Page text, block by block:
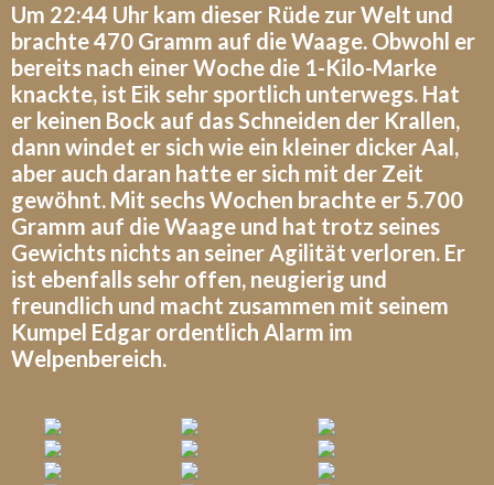
Um 22:44 Uhr kam dieser Rüde zur Welt und
brachte 470 Gramm auf die Waage. Obwohl er
bereits nach einer Woche die 1-Kilo-Marke
knackte, ist Eik sehr sportlich unterwegs. Hat
er keinen Bock auf das Schneiden der Krallen,
dann windet er sich wie ein kleiner dicker Aal,
aber auch daran hatte er sich mit der Zeit
gewöhnt. Mit sechs Wochen brachte er 5.700
Gramm auf die Waage und hat trotz seines
Gewichts nichts an seiner Agilität verloren. Er
ist ebenfalls sehr offen, neugierig und
freundlich und macht zusammen mit seinem
Kumpel Edgar ordentlich Alarm im
Welpenbereich.